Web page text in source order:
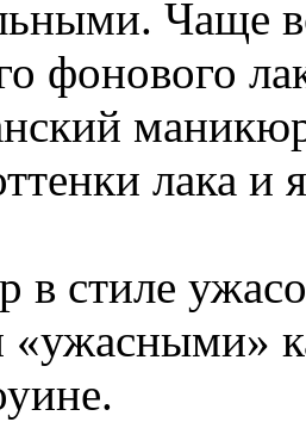
Чаще
фонового
маникюр
лака
стиле